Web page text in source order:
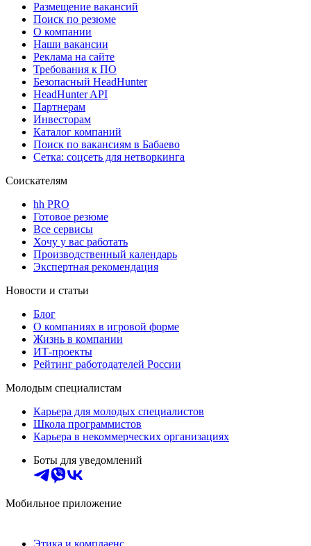
Размещение вакансий
Поиск по резюме
О компании
Наши вакансии
Реклама на сайте
Требования к ПО
Безопасный HeadHunter
HeadHunter API
Партнерам
Инвесторам
Каталог компаний
Поиск по вакансиям в Бабаево
Сетка: соцсеть для нетворкинга
Соискателям
hh PRO
Готовое резюме
Все сервисы
Хочу у вас работать
Производственный календарь
Экспертная рекомендация
Новости и статьи
Блог
О компаниях в игровой форме
Жизнь в компании
ИТ-проекты
Рейтинг работодателей России
Молодым специалистам
Карьера для молодых специалистов
Школа программистов
Карьера в некоммерческих организациях
Боты для уведомлений
Мобильное приложение
Этика и комплаенс